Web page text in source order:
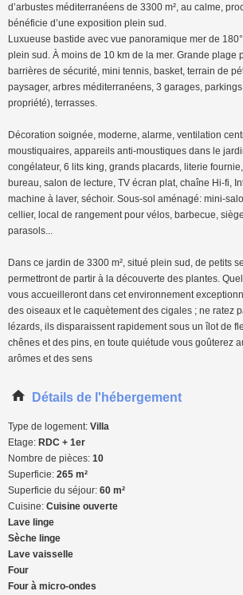
d’arbustes méditerranéens de 3300 m², au calme,
bénéficie d’une exposition plein sud.
Luxueuse bastide avec vue panoramique mer de
plein sud. À moins de 10 km de la mer. Grande plage
barrières de sécurité, mini tennis, basket, terrain de
paysager, arbres méditerranéens, 3 garages,
propriété), terrasses.
Décoration soignée, moderne, alarme, ventilation
moustiquaires, appareils anti-moustiques dans le
congélateur, 6 lits king, grands placards, literie
bureau, salon de lecture, TV écran plat, chaîne Hi-fi,
machine à laver, séchoir. Sous-sol aménagé: mini-
cellier, local de rangement pour vélos, barbecue,
parasols...
Dans ce jardin de 3300 m², situé plein sud, de petits
permettront de partir à la découverte des plantes.
vous accueilleront dans cet environnement
des oiseaux et le caquètement des cigales ; ne ratez
lézards, ils disparaissent rapidement sous un îlot de
chênes et des pins, en toute quiétude vous goûterez
arômes et des sens
Détails de l'hébergement
Type de logement: Villa
Etage: RDC + 1er
Nombre de pièces: 10
Superficie: 265 m²
Superficie du séjour: 60 m²
Cuisine: Cuisine ouverte
Lave linge
Sèche linge
Lave vaisselle
Four
Four à micro-ondes